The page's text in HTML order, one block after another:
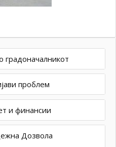
градоначалникот
проблем
и финансии
Дозвола